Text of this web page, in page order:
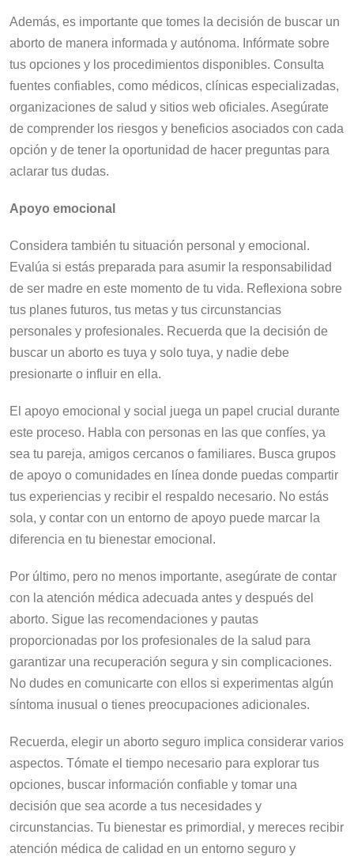
Además, es importante que tomes la decisión de buscar un
aborto de manera informada y autónoma. Infórmate sobre
tus opciones y los procedimientos disponibles. Consulta
fuentes confiables, como médicos, clínicas especializadas,
organizaciones de salud y sitios web oficiales. Asegúrate
de comprender los riesgos y beneficios asociados con cada
opción y de tener la oportunidad de hacer preguntas para
aclarar tus dudas.
Apoyo emocional
Considera también tu situación personal y emocional.
Evalúa si estás preparada para asumir la responsabilidad
de ser madre en este momento de tu vida. Reflexiona sobre
tus planes futuros, tus metas y tus circunstancias
personales y profesionales. Recuerda que la decisión de
buscar un aborto es tuya y solo tuya, y nadie debe
presionarte o influir en ella.
El apoyo emocional y social juega un papel crucial durante
este proceso. Habla con personas en las que confíes, ya
sea tu pareja, amigos cercanos o familiares. Busca grupos
de apoyo o comunidades en línea donde puedas compartir
tus experiencias y recibir el respaldo necesario. No estás
sola, y contar con un entorno de apoyo puede marcar la
diferencia en tu bienestar emocional.
Por último, pero no menos importante, asegúrate de contar
con la atención médica adecuada antes y después del
aborto. Sigue las recomendaciones y pautas
proporcionadas por los profesionales de la salud para
garantizar una recuperación segura y sin complicaciones.
No dudes en comunicarte con ellos si experimentas algún
síntoma inusual o tienes preocupaciones adicionales.
Recuerda, elegir un aborto seguro implica considerar varios
aspectos. Tómate el tiempo necesario para explorar tus
opciones, buscar información confiable y tomar una
decisión que sea acorde a tus necesidades y
circunstancias. Tu bienestar es primordial, y mereces recibir
atención médica de calidad en un entorno seguro y